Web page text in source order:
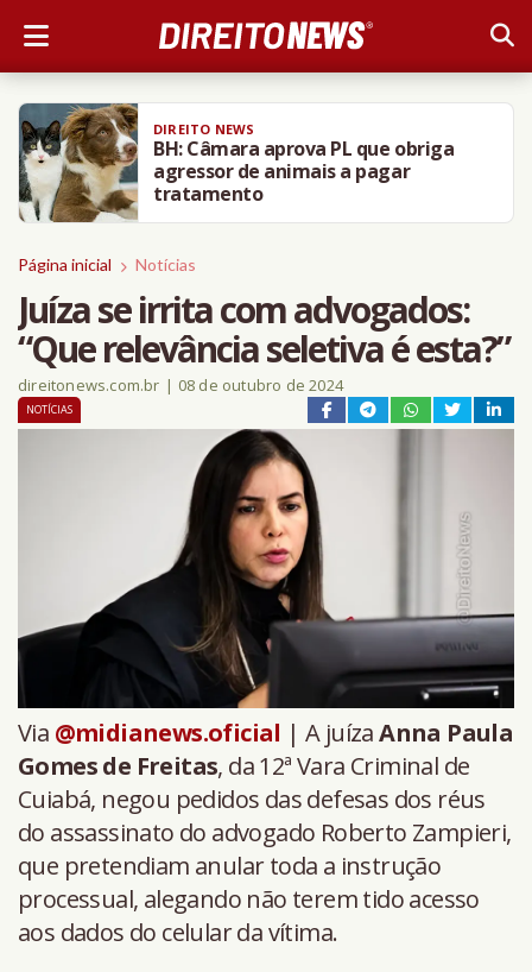
DIREITO NEWS
BH: Câmara aprova PL que obriga
agressor de animais a pagar
tratamento
Página inicial Notícias
Juíza se irrita com advogados:
“Que relevância seletiva é esta?”
direitonews.com.br | 08 de outubro de 2024
NOTÍCIAS
Via @midianews.oficial | A juízaAnna Paula
Gomes de Freitas, da 12ª Vara Criminal de
Cuiabá, negou pedidos das defesas dos réus
do assassinato do advogado Roberto Zampieri,
que pretendiam anular toda a instrução
processual, alegando não terem tido acesso
aos dados do celular da vítima.